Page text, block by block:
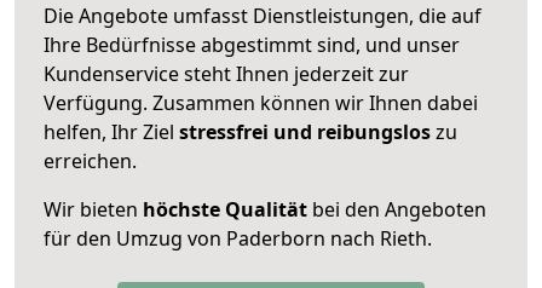
Die Angebote umfasst Dienstleistungen, die auf
Ihre Bedürfnisse abgestimmt sind, und unser
Kundenservice steht Ihnen jederzeit zur
Verfügung. Zusammen können wir Ihnen dabei
helfen, Ihr Ziel stressfrei und reibungsloszu
erreichen.
Wir bieten höchste Qualität bei den Angeboten
für den Umzug von Paderborn nach Rieth.